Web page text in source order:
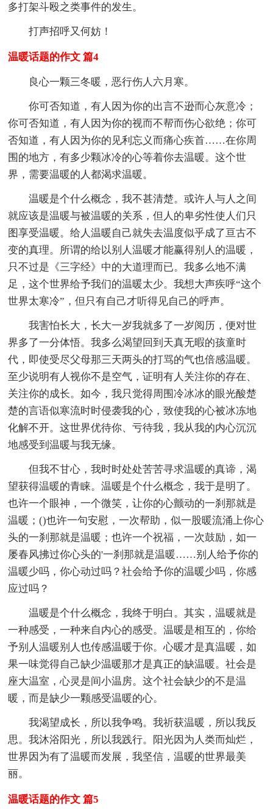
多打架斗殴之类事件的发生。
打声招呼又何妨！
温暖话题的作文 篇4
良心一颗三冬暖，恶行伤人六月寒。
你可否知道，有人因为你的出言不逊而心灰意冷；
你可否知道，有人因为你的视而不帮而伤心欲绝；你可
否知道，有人因为你的见利忘义而痛心疾首……在你周
围的地方，有多少颗冰冷的心等着你去温暖。这个世
界，需要温暖的人都渴求温暖。
温暖是个什么概念，我不甚清楚。或许人与人之间
就应该是温暖与被温暖的关系，但人的卑劣性使人们只
图享受温暖。给人温暖自己就失去温度似乎成了亘古不
变的真理。所谓的给以别人温暖才能赢得别人的温暖，
只不过是《三字经》中的大道理而已。我多么地不满
足，这个世界给予我们的温暖太少。我想大声疾呼“这个
世界太寒冷”，但只有自己才听得见自己的呼声。
我害怕长大，长大一岁我就多了一岁阅历，便对世
界多了一分体悟。我多么渴望回到天真无暇的孩童时
代，即使受尽父母那三天两头的打骂的气也倍感温暖。
至少说明有人视你不是空气，证明有人关注你的存在、
关注你的成长。如今，我只觉得周围冷冰冰的眼光酸楚
楚的言语似寒流时时侵袭我的心，致使我的心被冰冻地
化解不开。这世界优待你、亏待我，我从我的内心沉沉
地感受到温暖与我无缘。
但我不甘心，我时时处处苦苦寻求温暖的真谛，渴
望获得温暖的青睐。温暖是个什么概念，我于是明了。
也许一个眼神，一个微笑，让你的心颤动的一刹那就是
温暖；()也许一句安慰，一次帮助，似一股暖流涌上你心
头的一刹那就是温暖；也许一个祝福，一次鼓励，如一
屡春风拂过你心头的'一刹那就是温暖……别人给予你的
温暖少吗，你心动过吗？社会给予你的温暖少吗，你感
应过吗？
温暖是个什么概念，我终于明白。其实，温暖就是
一种感受，一种来自内心的感受。温暖是相互的，你给
予别人温暖别人也传感温暖于你。心暖才是真温暖，如
果一味觉得自己缺少温暖那才是真正的缺温暖。社会是
座大温室，心灵是间小温房。这个社会缺少的不是温
暖，而是缺少一颗感受温暖的心。
我渴望成长，所以我争鸣。我祈获温暖，所以我反
思。我沐浴阳光，所以我践行。阳光因为人类而灿烂，
世界因为有了温暖而发展，我坚信，温暖的世界最美
丽。
温暖话题的作文 篇5